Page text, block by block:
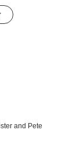
and Pete